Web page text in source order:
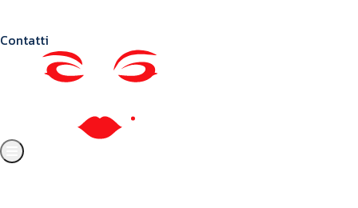
Contatti